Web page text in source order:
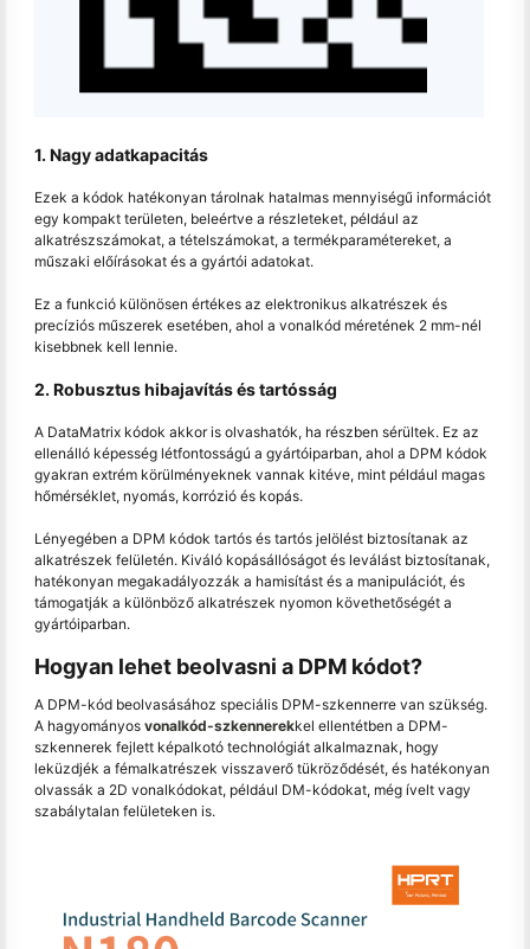
1. Nagy adatkapacitás
Ezek a kódok hatékonyan tárolnak hatalmas mennyiségű információt
egy kompakt területen, beleértve a részleteket, például az
alkatrészszámokat, a tételszámokat, a termékparamétereket, a
műszaki előírásokat és a gyártói adatokat.
Ez a funkció különösen értékes az elektronikus alkatrészek és
precíziós műszerek esetében, ahol a vonalkód méretének 2 mm-nél
kisebbnek kell lennie.
2. Robusztus hibajavítás és tartósság
A DataMatrix kódok akkor is olvashatók, ha részben sérültek. Ez az
ellenálló képesség létfontosságú a gyártóiparban, ahol a DPM kódok
gyakran extrém körülményeknek vannak kitéve, mint például magas
hőmérséklet, nyomás, korrózió és kopás.
Lényegében a DPM kódok tartós és tartós jelölést biztosítanak az
alkatrészek felületén. Kiváló kopásállóságot és leválást biztosítanak,
hatékonyan megakadályozzák a hamisítást és a manipulációt, és
támogatják a különböző alkatrészek nyomon követhetőségét a
gyártóiparban.
Hogyan lehet beolvasni a DPM kódot?
A DPM-kód beolvasásához speciális DPM-szkennerre van szükség.
A hagyományos vonalkód-szkennerekkel ellentétben a DPM-
szkennerek fejlett képalkotó technológiát alkalmaznak, hogy
leküzdjék a fémalkatrészek visszaverő tükröződését, és hatékonyan
olvassák a 2D vonalkódokat, például DM-kódokat, még ívelt vagy
szabálytalan felületeken is.